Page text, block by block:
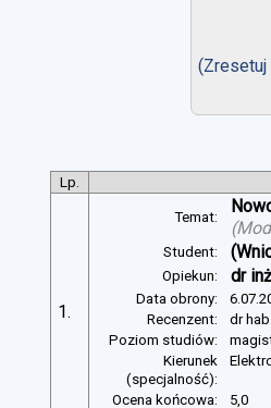
Lp.
1.
Temat:
(
Student:
Opiekun: dr
Data obrony:
Recenzent:
dr
Poziom studiów:
Kierunek
(specjalność):
Ocena końcowa:
5,0